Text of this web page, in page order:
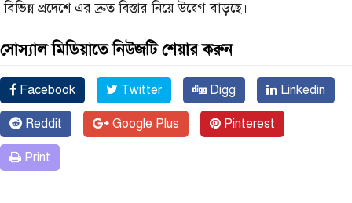
বিভিন্ন প্রদেশে এর দ্রুত বিস্তার নিয়ে উদ্বেগ বাড়ছে।
সোস্যাল মিডিয়াতে নিউজটি শেয়ার করুন
Facebook Twitter Digg Linkedin
Reddit Google Plus Pinterest
Print